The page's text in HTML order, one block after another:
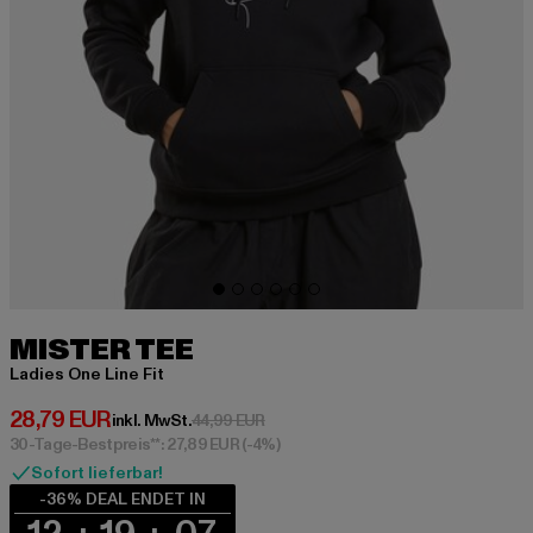
MISTER TEE
Ladies One Line Fit
28,79 EUR
Derzeitiger Preis: 28,79 EUR
inkl. MwSt.44,99 EURAktionspreis: 44,99 EUR
30-Tage-Bestpreis**: 27,89 EUR(-4%)
Sofort lieferbar!
-36% DEAL ENDET IN